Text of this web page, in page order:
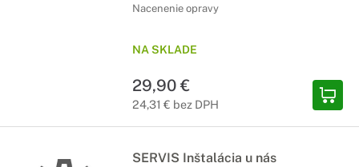
Nacenenie opravy
NA SKLADE
29,90 €
24,31 € bez DPH
SERVIS Inštalácia u nás